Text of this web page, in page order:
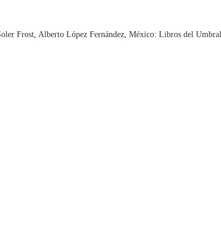
Frost, Alberto López Fernández, México: Libros del Umbral,